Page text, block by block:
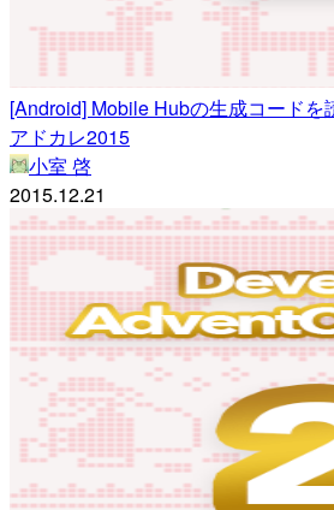
[Android] Mobile Hubの生成コードを
アドカレ2015
小室 啓
2015.12.21